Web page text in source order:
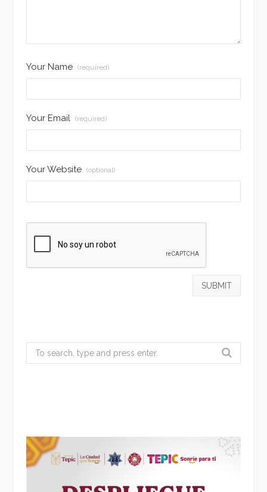
Your Name (required)
Your Email (required)
Your Website (optional)
Search
for: